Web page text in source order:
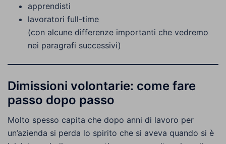
apprendisti
lavoratori full-time
(con alcune differenze importanti che vedremo
nei paragrafi successivi)
Dimissioni volontarie: come fare
passo dopo passo
Molto spesso capita che dopo anni di lavoro per
un’azienda si perda lo spirito che si aveva quando si è